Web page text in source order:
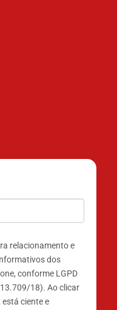
relacionamento e
dos
conforme LGPD
18). Ao clicar
está ciente e